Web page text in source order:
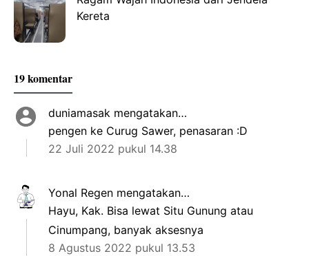
Kereta
19 komentar
duniamasak mengatakan…
pengen ke Curug Sawer, penasaran :D
22 Juli 2022 pukul 14.38
Yonal Regen mengatakan…
Hayu, Kak. Bisa lewat Situ Gunung atau
Cinumpang, banyak aksesnya
8 Agustus 2022 pukul 13.53